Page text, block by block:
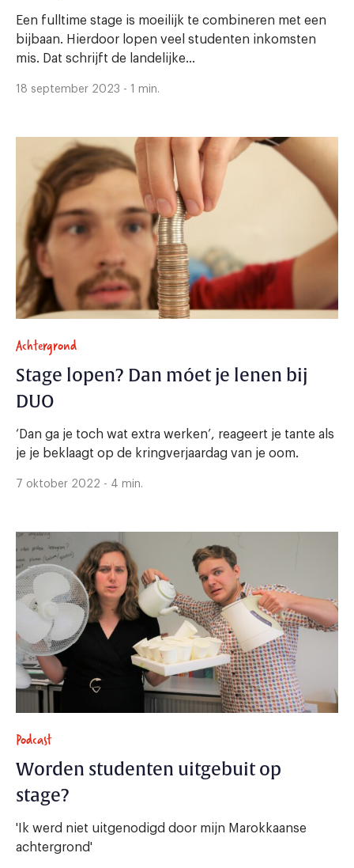
Een fulltime stage is moeilijk te combineren met een
bijbaan. Hierdoor lopen veel studenten inkomsten
mis. Dat schrijft de landelijke...
18 september 2023 - 1 min.
Achtergrond
Stage lopen? Dan móet je lenen bij
DUO
‘Dan ga je toch wat extra werken’, reageert je tante als
je je beklaagt op de kringverjaardag van je oom.
7 oktober 2022 - 4 min.
Podcast
Worden studenten uitgebuit op
stage?
'Ik werd niet uitgenodigd door mijn Marokkaanse
achtergrond'